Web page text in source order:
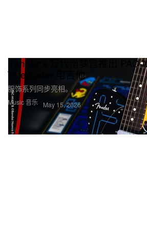
Music 音乐
Fender x 万代南梦宫推出
Telecaster 电吉他
服饰系列同步亮相。
May 15, 2026